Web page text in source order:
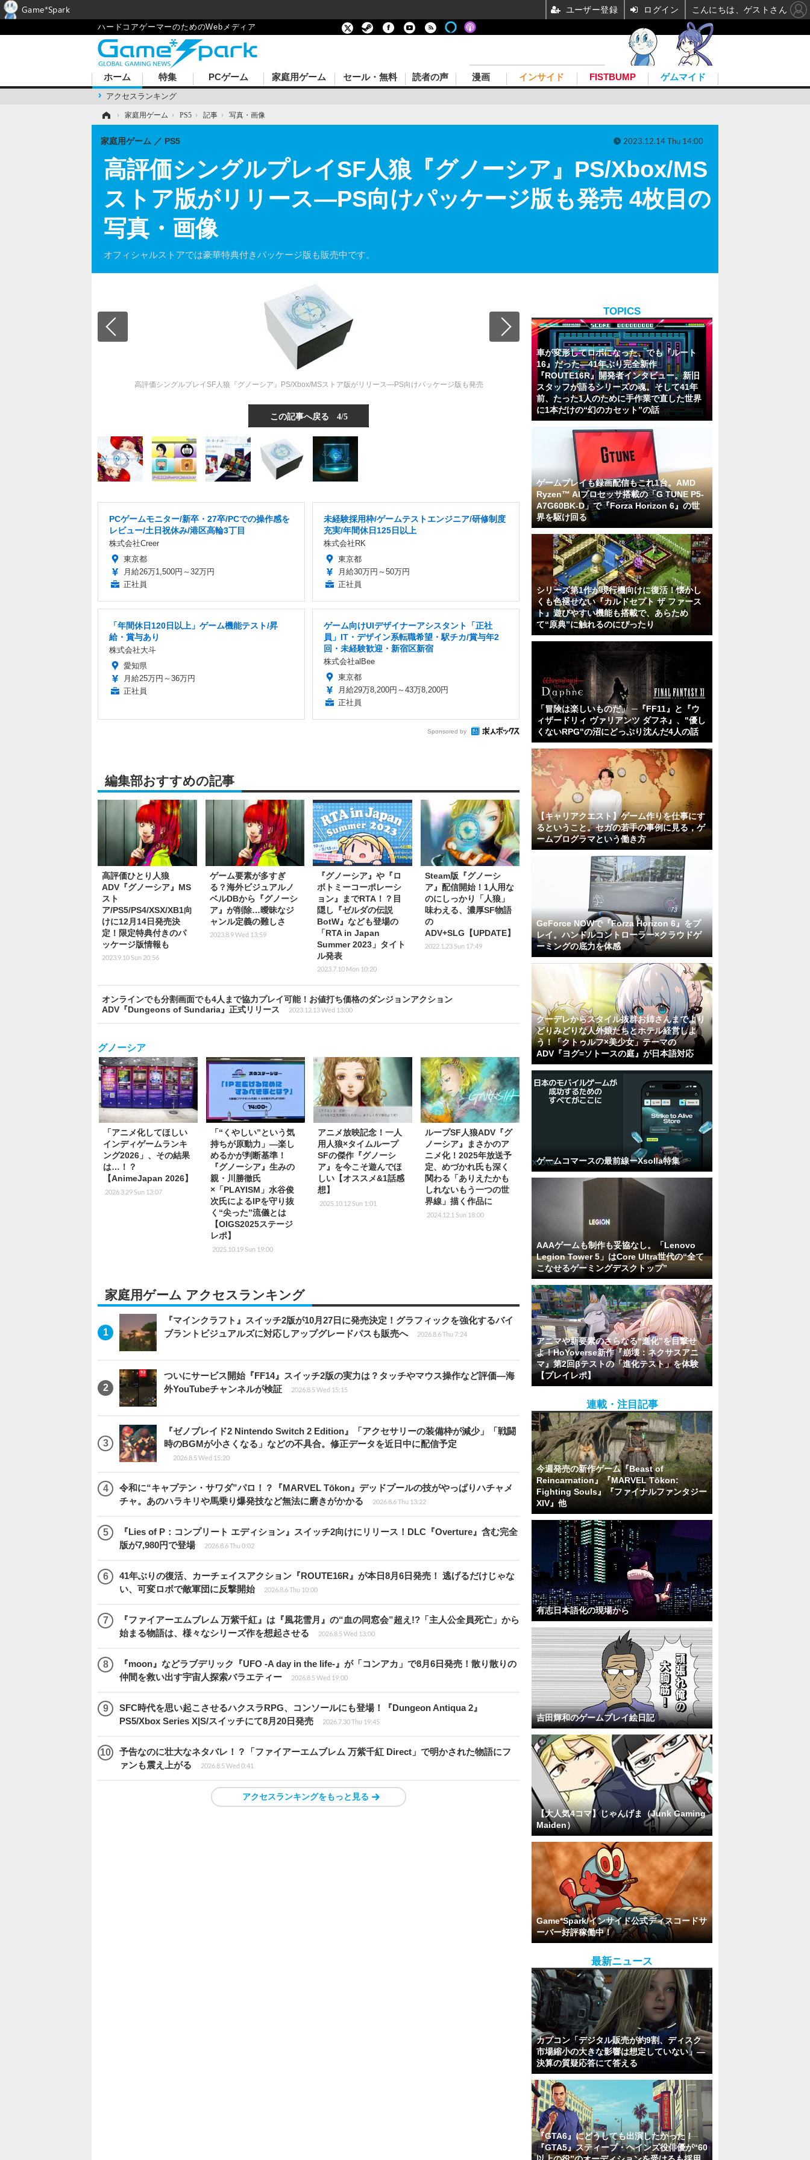
ハードコアゲーマーのためのWebメディア
ホーム
アクセスランキング
特集 PCゲーム 家庭用ゲーム セール・無料 読者の声 漫画 インサイド FISTBUMP ゲムマイド
› 家庭用ゲーム › PS5 › 記事 › 写真・画像
高評価シングルプレイSF人狼『グノーシア』PS/Xbox/MS
ストア版がリリース―PS向けパッケージ版も発売 4枚目の
写真・画像
オフィシャルストアでは豪華特典付きパッケージ版も販売中です。
家庭用ゲーム PS5 2023.12.14 Thu 14:00
高評価シングルプレイSF人狼『グノーシア』PS/Xbox/MSストア版がリリース―PS向けパッケージ版も発売
この記事へ戻る 4/5
PCゲームモニター/新卒・27卒/PCでの操作感を
レビュー/土日祝休み/港区高輪3丁目
株式会社Creer
東京都
月給26万1,500円～32万円
正社員
未経験採用枠/ゲームテストエンジニア/研修制度
充実/年間休日125日以上
株式会社RK
東京都
月給30万円～50万円
正社員
「年間休日120日以上」ゲーム機能テスト/昇
給・賞与あり
株式会社大斗
愛知県
月給25万円～36万円
正社員
ゲーム向けUIデザイナーアシスタント「正社
員」IT・デザイン系転職希望・駅チカ/賞与年2
回・未経験歓迎・新宿区新宿
株式会社alBee
東京都
月給29万8,200円～43万8,200円
正社員
Sponsored by
編集部おすすめの記事
高評価ひとり人狼
ADV『グノーシア』MS
スト
ア/PS5/PS4/XSX/XB1向
けに12月14日発売決
定！限定特典付きのパ
ッケージ版情報も
2023.9.10 Sun 20:56
ゲーム要素が多すぎ
る？海外ビジュアルノ
ベルDBから『グノーシ
ア』が削除…曖昧なジ
ャンル定義の難しさ
2023.8.9 Wed 13:59
『グノーシア』や『ロ
ボトミーコーポレーシ
ョン』までRTA！？目
隠し『ゼルダの伝説
BotW』なども登場の
「RTA in Japan
Summer 2023」タイト
ル発表
2023.7.10 Mon 10:20
Steam版『グノーシ
ア』配信開始！1人用な
のにしっかり「人狼」
味わえる、濃厚SF物語
の
ADV+SLG【UPDATE】
2022.1.23 Sun 17:49
オンラインでも分割画面でも4人まで協力プレイ可能！お値打ち価格のダンジョンアクション
ADV『Dungeons of Sundaria』正式リリース
2023.12.13 Wed 13:00
グノーシア
「アニメ化してほしい
インディゲームランキ
ング2026」、その結果
は…！？
【AnimeJapan 2026】
2026.3.29 Sun 13:07
「“くやしい”という気
持ちが原動力」―楽し
めるかが判断基準！
『グノーシア』生みの
親・川勝徹氏
×「PLAYISM」水谷俊
次氏によるIPを守り抜
く“尖った”流儀とは
【OIGS2025ステージ
レポ】
2025.10.19 Sun 19:00
アニメ放映記念！一人
用人狼×タイムループ
SFの傑作『グノーシ
ア』を今こそ遊んでほ
しい【オススメ&1話感
想】
2025.10.12 Sun 1:01
ループSF人狼ADV『グ
ノーシア』まさかのア
ニメ化！2025年放送予
定、めづかれ氏も深く
関わる「ありえたかも
しれないもう一つの世
界線」描く作品に
2024.12.1 Sun 18:00
家庭用ゲーム アクセスランキング
『マインクラフト』スイッチ2版が10月27日に発売決定！グラフィックを強化するバイ
ブラントビジュアルズに対応しアップグレードパスも販売へ
2026.8.6 Thu 7:24
ついにサービス開始『FF14』スイッチ2版の実力は？タッチやマウス操作など評価―海
外YouTubeチャンネルが検証
2026.8.5 Wed 15:15
『ゼノブレイド2 Nintendo Switch 2 Edition』「アクセサリーの装備枠が減少」「戦闘
時のBGMが小さくなる」などの不具合。修正データを近日中に配信予定
2026.8.5 Wed 15:20
令和に“キャプテン・サワダ”パロ！？『MARVEL Tōkon』デッドプールの技がやっぱりハチャメ
チャ。あのハラキリや馬乗り爆発技など無法に磨きがかかる
2026.8.6 Thu 13:22
『Lies of P：コンプリート エディション』スイッチ2向けにリリース！DLC『Overture』含む完全
版が7,980円で登場
2026.8.6 Thu 0:02
41年ぶりの復活、カーチェイスアクション『ROUTE16R』が本日8月6日発売！ 逃げるだけじゃな
い、可変ロボで敵軍団に反撃開始
2026.8.6 Thu 10:00
『ファイアーエムブレム 万紫千紅』は『風花雪月』の“血の同窓会”超え!?「主人公全員死亡」から
始まる物語は、様々なシリーズ作を想起させる
2026.8.5 Wed 13:00
『moon』などラブデリック『UFO -A day in the life-』が「コンアカ」で8月6日発売！散り散りの
仲間を救い出す宇宙人探索バラエティー
2026.8.5 Wed 19:00
SFC時代を思い起こさせるハクスラRPG、コンソールにも登場！『Dungeon Antiqua 2』
PS5/Xbox Series X|S/スイッチにて8月20日発売
2026.7.30 Thu 19:45
予告なのに壮大なネタバレ！？「ファイアーエムブレム 万紫千紅 Direct」で明かされた物語にフ
ァンも震え上がる
2026.8.5 Wed 0:41
アクセスランキングをもっと見る
TOPICS
車が変形してロボになった、でも『ルート
16』だった―41年ぶり完全新作
『ROUTE16R』開発者インタビュー。新旧
スタッフが語るシリーズの魂。そして41年
前、たった1人のために手作業で直した世界
に1本だけの“幻のカセット”の話
ゲームプレイも録画配信もこれ1台。AMD
Ryzen™ AIプロセッサ搭載の「G TUNE P5-
A7G60BK-D」で『Forza Horizon 6』の世
界を駆け回る
シリーズ第1作が現行機向けに復活！懐かし
くも色褪せない『カルドセプト ザ ファース
ト』遊びやすい機能も搭載で、あらため
て“原典”に触れるのにぴったり
「冒険は楽しいものだ」 ─『FF11』と『ウ
ィザードリィ ヴァリアンツ ダフネ』、"優し
くないRPG"の沼にどっぷり沈んだ4人の話
【キャリアクエスト】ゲーム作りを仕事にす
るということ。セガの若手の事例に見る，ゲ
ームプログラマという働き方
GeForce NOWで『Forza Horizon 6』をプ
レイ。ハンドルコントローラー×クラウドゲ
ーミングの底力を体感
クーデレからスタイル抜群お姉さんまでより
どりみどりな人外娘たちとホテル経営しよ
う！「クトゥルフ×美少女」テーマの
ADV『ヨグ=ソトースの庭』が日本語対応
ゲームコマースの最前線ーXsolla特集
AAAゲームも制作も妥協なし。「Lenovo
Legion Tower 5」はCore Ultra世代の“全て
こなせるゲーミングデスクトップ”
アニマや新要素のさらなる“進化”を目撃せ
よ！HoYoverse新作『崩壊：ネクサスアニ
マ』第2回βテストの「進化テスト」を体験
【プレイレポ】
連載・注目記事
今週発売の新作ゲーム『Beast of
Reincarnation』『MARVEL Tōkon:
Fighting Souls』『ファイナルファンタジー
XIV』他
有志日本語化の現場から
吉田輝和のゲームプレイ絵日記
【大人気4コマ】じゃんげま（Junk Gaming
Maiden）
Game*Spark/インサイド公式ディスコードサ
ーバー好評稼働中！
最新ニュース
カプコン「デジタル販売が約9割、ディスク
市場縮小の大きな影響は想定していない」―
決算の質疑応答にて答える
『GTA6』にどうしても出演したかった！
『GTA5』スティーブ・ヘインズ役俳優が“60
Game*Spark ユーザー登録 ログイン こんにちは、ゲストさん